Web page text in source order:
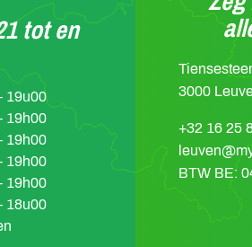
tot en
19u00
19h00
19h00
19h00
19h00
18u00
3000
+32 16 25
BTW BE: